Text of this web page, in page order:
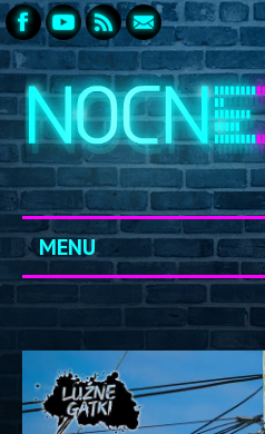
MENU
START
ARCHIWUM
KONTAKT